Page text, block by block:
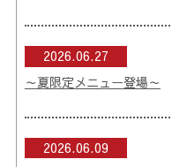
2026.06.27
～夏限定メニュー登場～
2026.06.09